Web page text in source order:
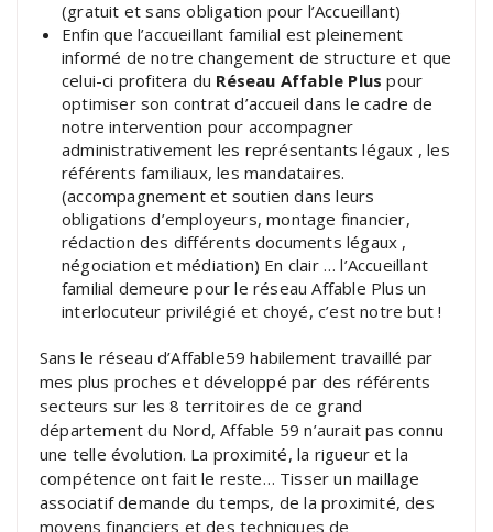
(gratuit et sans obligation pour l’Accueillant)
Enfin que l’accueillant familial est pleinement
informé de notre changement de structure et que
celui-ci profitera du Réseau Affable Plus pour
optimiser son contrat d’accueil dans le cadre de
notre intervention pour accompagner
administrativement les représentants légaux , les
référents familiaux, les mandataires.
(accompagnement et soutien dans leurs
obligations d’employeurs, montage financier,
rédaction des différents documents légaux ,
négociation et médiation) En clair … l’Accueillant
familial demeure pour le réseau Affable Plus un
interlocuteur privilégié et choyé, c’est notre but !
Sans le réseau d’Affable59 habilement travaillé par
mes plus proches et développé par des référents
secteurs sur les 8 territoires de ce grand
département du Nord, Affable 59 n’aurait pas connu
une telle évolution. La proximité, la rigueur et la
compétence ont fait le reste… Tisser un maillage
associatif demande du temps, de la proximité, des
moyens financiers et des techniques de